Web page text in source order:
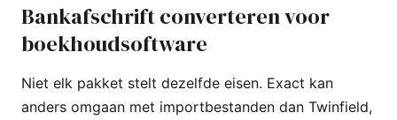
Bankafschrift converteren voor
boekhoudsoftware
Niet elk pakket stelt dezelfde eisen. Exact kan
anders omgaan met importbestanden dan Twinfield,